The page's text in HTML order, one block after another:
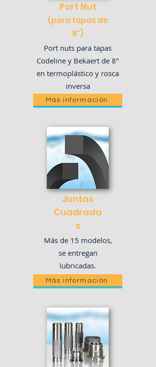
Port Nut
(para tapas de
8")
Port nuts para tapas
Codeline y Bekaert de 8"
en termoplástico y rosca
inversa
Más información
Juntas​
Cuadrada
s
Más de 15 modelos,
se entregan
lubricadas.
Más información